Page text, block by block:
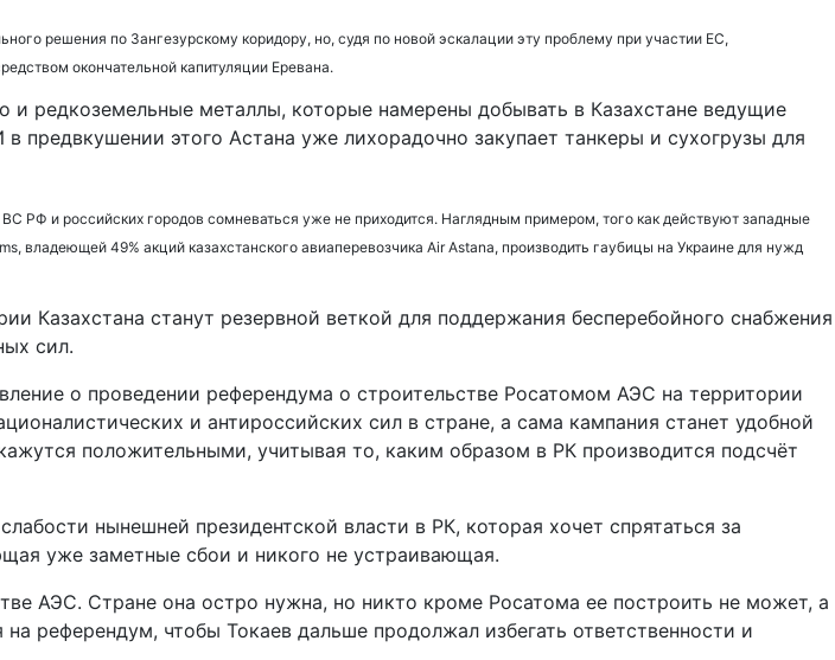
решения по Зангезурскому коридору, но, судя по новой эскалации эту проблему при участии ЕС,
окончательной капитуляции Еревана.
редкоземельные металлы, которые намерены добывать в Казахстане ведущие
этого Астана уже лихорадочно закупает танкеры и сухогрузы для
РФ и российских городов сомневаться уже не приходится. Наглядным примером, того как действуют западные
49% акций казахстанского авиаперевозчика Air Astana, производить гаубицы на Украине для нужд
Казахстана станут резервной веткой для поддержания бесперебойного снабжения
сил.
о проведении референдума о строительстве Росатомом АЭС на территории
и антироссийских сил в стране, а сама кампания станет удобной
положительными, учитывая то, каким образом в РК производится подсчёт
нынешней президентской власти в РК, которая хочет спрятаться за
уже заметные сбои и никого не устраивающая.
АЭС. Стране она остро нужна, но никто кроме Росатома ее построить не может, а
референдум, чтобы Токаев дальше продолжал избегать ответственности и